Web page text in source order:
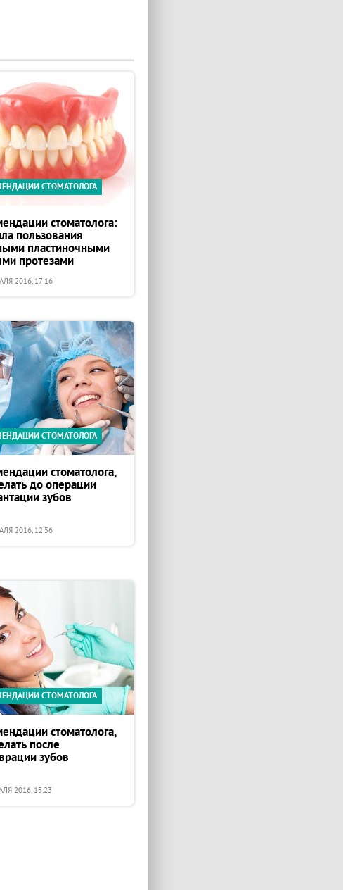
СТОМАТОЛОГА
стоматолога:
пользования
пластиночными
протезами
2016, 17:16
СТОМАТОЛОГА
стоматолога,
до операции
зубов
2016, 12:56
СТОМАТОЛОГА
стоматолога,
после
зубов
2016, 15:23